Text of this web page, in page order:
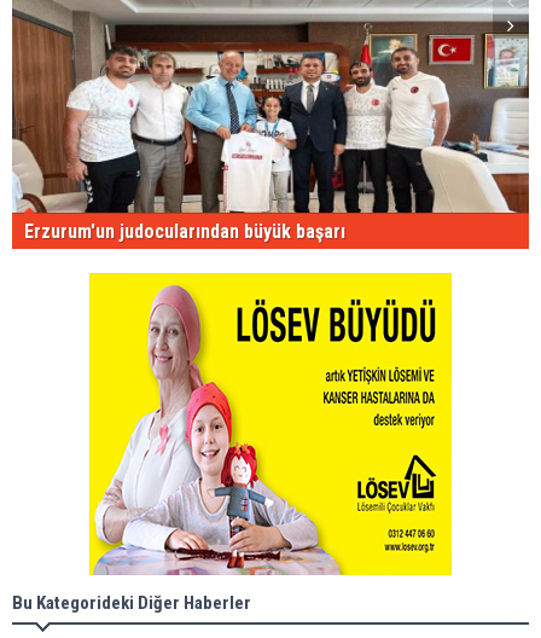
Erzurum'un judocularından büyük başarı
Bu Kategorideki Diğer Haberler